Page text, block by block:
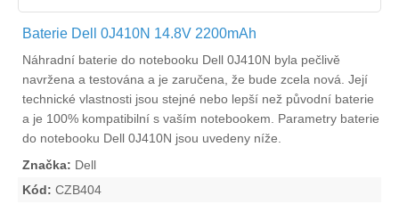
Baterie Dell 0J410N 14.8V 2200mAh
Náhradní baterie do notebooku Dell 0J410N byla pečlivě
navržena a testována a je zaručena, že bude zcela nová. Její
technické vlastnosti jsou stejné nebo lepší než původní baterie
a je 100% kompatibilní s vaším notebookem. Parametry baterie
do notebooku Dell 0J410N jsou uvedeny níže.
Značka: Dell
Kód: CZB404